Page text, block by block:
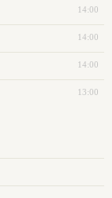
14:00
14:00
14:00
13:00